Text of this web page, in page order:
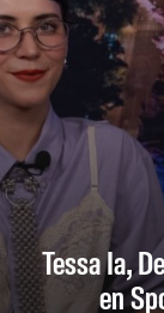
Tessa Ia,
en